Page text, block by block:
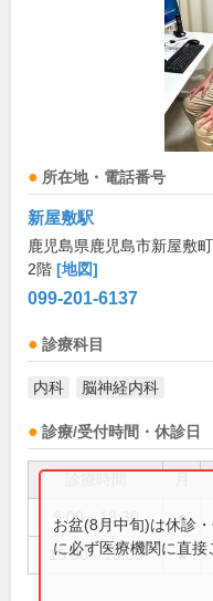
所在地・電話番号
新屋敷駅
鹿児島県鹿児島市新屋敷
2階 [地図]
099-201-6137
診療科目
内科 脳神経内科
診療/受付時間・休診日
9:00～13:30 ●
15:00～19:00 ●
お盆(8月中旬)は休診
に必ず医療機関に直接